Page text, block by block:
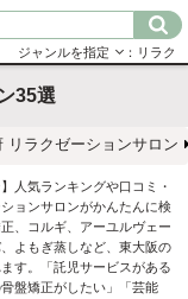
ジャンルを指定 ：リラク
35選
リラクゼーションサロン
人気ランキングや口コミ・
ョンサロンがかんたんに検
、コルギ、アーユルヴェー
よもぎ蒸しなど、東大阪の
す。「託児サービスがある
盤矯正がしたい」「芸能